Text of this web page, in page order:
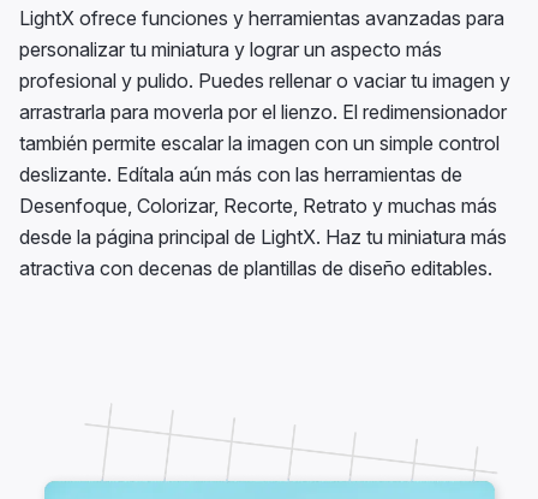
LightX ofrece funciones y herramientas avanzadas para
personalizar tu miniatura y lograr un aspecto más
profesional y pulido. Puedes rellenar o vaciar tu imagen y
arrastrarla para moverla por el lienzo. El redimensionador
también permite escalar la imagen con un simple control
deslizante. Edítala aún más con las herramientas de
Desenfoque, Colorizar, Recorte, Retrato y muchas más
desde la página principal de LightX. Haz tu miniatura más
atractiva con decenas de plantillas de diseño editables.